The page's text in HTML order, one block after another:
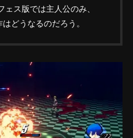
ス版では主人公のみ、
どうなるのだろう。